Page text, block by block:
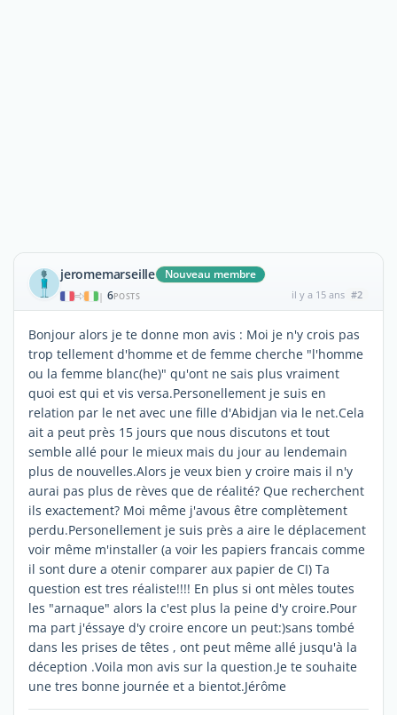
jeromemarseille Nouveau membre
| 6POSTS il y a 15 ans #2
Bonjour alors je te donne mon avis : Moi je n'y crois pas
trop tellement d'homme et de femme cherche "l'homme
ou la femme blanc(he)" qu'ont ne sais plus vraiment
quoi est qui et vis versa.Personellement je suis en
relation par le net avec une fille d'Abidjan via le net.Cela
ait a peut près 15 jours que nous discutons et tout
semble allé pour le mieux mais du jour au lendemain
plus de nouvelles.Alors je veux bien y croire mais il n'y
aurai pas plus de rèves que de réalité? Que recherchent
ils exactement? Moi même j'avous être complètement
perdu.Personellement je suis près a aire le déplacement
voir même m'installer (a voir les papiers francais comme
il sont dure a otenir comparer aux papier de CI) Ta
question est tres réaliste!!!! En plus si ont mèles toutes
les "arnaque" alors la c'est plus la peine d'y croire.Pour
ma part j'éssaye d'y croire encore un peut:)sans tombé
dans les prises de têtes , ont peut même allé jusqu'à la
déception .Voila mon avis sur la question.Je te souhaite
une tres bonne journée et a bientot.Jérôme